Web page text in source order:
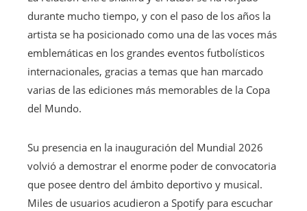
durante mucho tiempo, y con el paso de los años la
artista se ha posicionado como una de las voces más
emblemáticas en los grandes eventos futbolísticos
internacionales, gracias a temas que han marcado
varias de las ediciones más memorables de la Copa
del Mundo.
Su presencia en la inauguración del Mundial 2026
volvió a demostrar el enorme poder de convocatoria
que posee dentro del ámbito deportivo y musical.
Miles de usuarios acudieron a Spotify para escuchar